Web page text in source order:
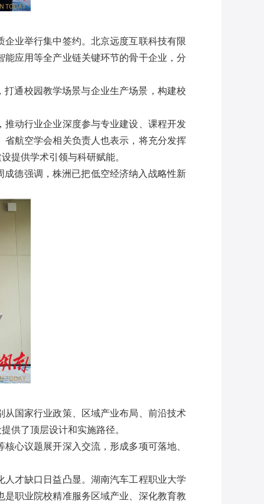
企业举行集中签约。北京远度互联科技有限
应用等全产业链关键环节的骨干企业，分
通校园教学场景与企业生产场景，构建校
动行业企业深度参与专业建设、课程开发
航空学会相关负责人也表示，将充分发挥
提供学术引领与科研赋能。
成德强调 ，株洲已把低空经济纳入战略性新
国家行业政策、区域产业布局、前沿技术
供了顶层设计和实施路径。
心议题展开深入交流，形成多项可落地、
才缺口日益凸显。湖南汽车工程职业大学
职业院校精准服务区域产业、深化教育教